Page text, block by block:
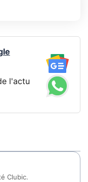
l'actu
Clubic.